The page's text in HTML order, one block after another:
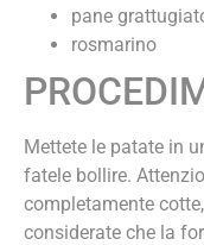
pane
rosmarino
Mettete le patate in
fatele bollire.
completamente
considerate che la